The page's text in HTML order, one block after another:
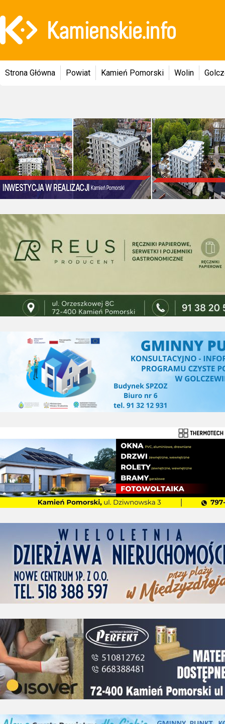
Strona Główna Powiat Kamień Pomorski Wolin